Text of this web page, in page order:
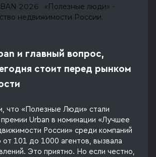
и главный вопрос,
стоит перед рынком
что «Полезные Люди» стали
Urban в номинации «Лучшее
России» среди компаний
от 101 до 1000 агентов, вызвала
Это приятно. Но если честно,